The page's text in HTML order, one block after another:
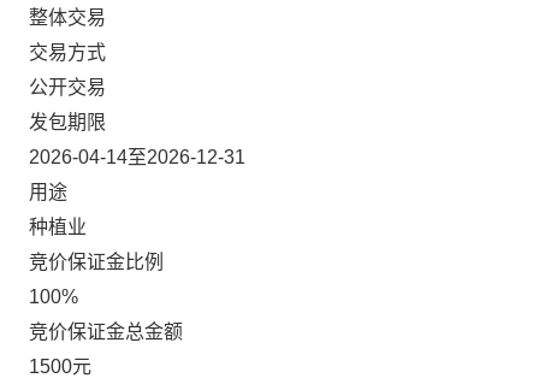
整体交易
交易方式
公开交易
发包期限
2026-04-14至2026-12-31
用途
种植业
竞价保证金比例
100%
竞价保证金总金额
1500元